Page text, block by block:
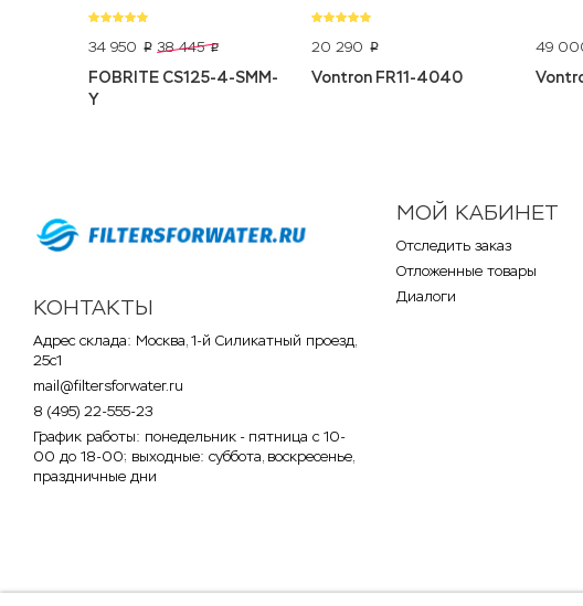
34 950 p 38 445 p
FOBRITE CS125-4-SMM-
Y
20 290 p
Vontron FR11-4040
49
КОНТАКТЫ
Адрес склада: Москва, 1-й Силикатный проезд,
25с1
mail@filtersforwater.ru
8 (495) 22-555-23
График работы: понедельник - пятница с 10-
00 до 18-00; выходные: суббота, воскресенье,
праздничные дни
МОЙ КАБИНЕТ
Отследить заказ
Отложенные товары
Диалоги